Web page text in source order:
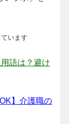
います
語は？避け
】介護職の